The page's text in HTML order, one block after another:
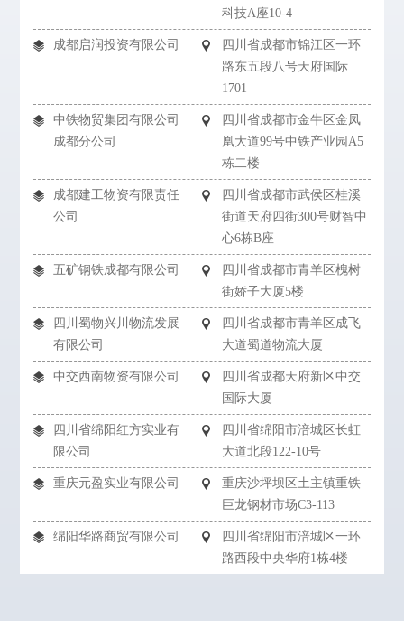
科技A座10-4
成都启润投资有限公司
四川省成都市锦江区一环
路东五段八号天府国际
1701
中铁物贸集团有限公司
成都分公司
四川省成都市金牛区金凤
凰大道99号中铁产业园A5
栋二楼
成都建工物资有限责任
公司
四川省成都市武侯区桂溪
街道天府四街300号财智中
心6栋B座
五矿钢铁成都有限公司
四川省成都市青羊区槐树
街娇子大厦5楼
四川蜀物兴川物流发展
有限公司
四川省成都市青羊区成飞
大道蜀道物流大厦
中交西南物资有限公司
四川省成都天府新区中交
国际大厦
四川省绵阳红方实业有
限公司
四川省绵阳市涪城区长虹
大道北段122-10号
重庆元盈实业有限公司
重庆沙坪坝区土主镇重铁
巨龙钢材市场C3-113
绵阳华路商贸有限公司
四川省绵阳市涪城区一环
路西段中央华府1栋4楼